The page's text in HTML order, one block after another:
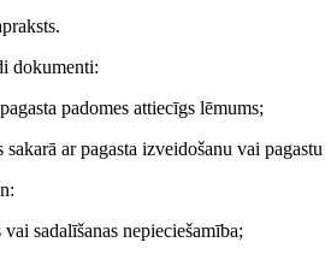
dokumenti:
padomes attiecīgs lēmums;
ar pagasta izveidošanu vai
sadalīšanas nepieciešamība;